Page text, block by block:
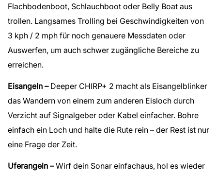
Flachbodenboot, Schlauchboot oder Belly Boat aus
trollen. Langsames Trolling bei Geschwindigkeiten von
3 kph / 2 mph für noch genauere Messdaten oder
Auswerfen, um auch schwer zugängliche Bereiche zu
erreichen.
Eisangeln –Deeper CHIRP+ 2 macht als Eisangelblinker
das Wandern von einem zum anderen Eisloch durch
Verzicht auf Signalgeber oder Kabel einfacher. Bohre
einfach ein Loch und halte die Rute rein – der Rest ist nur
eine Frage der Zeit.
Uferangeln –Wirf dein Sonar einfachaus, hol es wieder